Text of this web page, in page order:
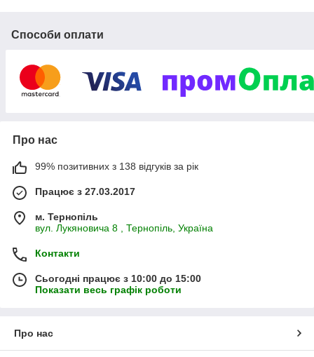
Способи оплати
Про нас
99% позитивних з 138 відгуків за рік
Працює з 27.03.2017
м. Тернопіль
вул. Лукяновича 8 , Тернопіль, Україна
Контакти
Сьогодні працює з 10:00 до 15:00
Показати весь графік роботи
Про нас